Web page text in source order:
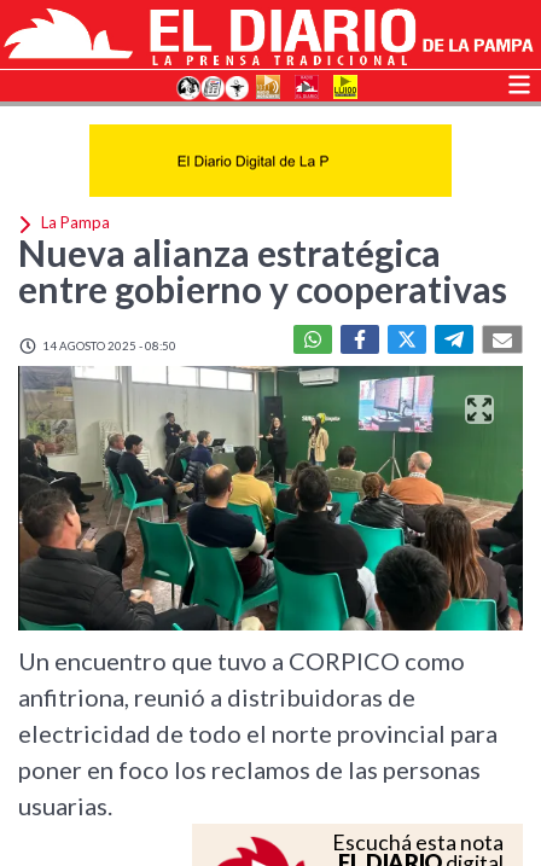
La Pampa
Nueva alianza estratégica
entre gobierno y cooperativas
14 AGOSTO 2025 - 08:50
Un encuentro que tuvo a CORPICO como
anfitriona, reunió a distribuidoras de
electricidad de todo el norte provincial para
poner en foco los reclamos de las personas
usuarias.
Escuchá esta nota